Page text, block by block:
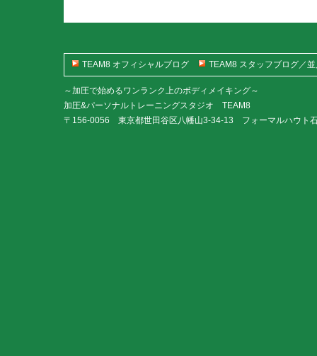
TEAM8 オフィシャルブログ TEAM8 スタッフブログ／
～加圧で始めるワンランク上のボディメイキング～
加圧&パーソナルトレーニングスタジオ TEAM8
〒156-0056 東京都世田谷区八幡山3-34-13 フォーマルハウト